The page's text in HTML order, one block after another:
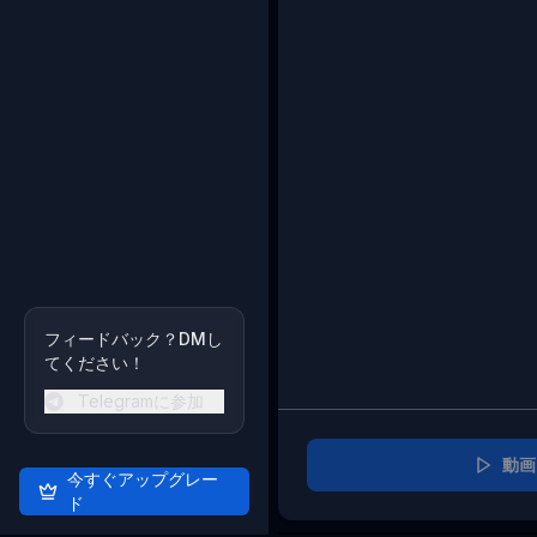
フィードバック？DMし
てください！
Telegramに参加
今すぐアップグレー
ド
動